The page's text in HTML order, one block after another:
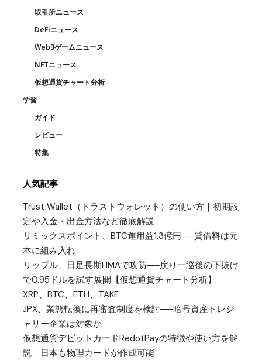
取引所ニュース
DeFiニュース
Web3ゲームニュース
NFTニュース
仮想通貨チャート分析
学習
ガイド
レビュー
特集
人気記事
Trust Wallet（トラストウォレット）の使い方｜初期設
定や入金・出金方法など徹底解説
リミックスポイント、BTC運用益1.3億円──貸借料は元
本に組み入れ
リップル、日足長期HMAで攻防──戻り一巡後の下抜け
で0.95ドルを試す展開【仮想通貨チャート分析】
XRP、BTC、ETH、TAKE
JPX、業態転換に再審査制度を検討──暗号資産トレジ
ャリー企業は対象か
仮想通貨デビットカードRedotPayの特徴や使い方を解
説｜日本も物理カードが作成可能